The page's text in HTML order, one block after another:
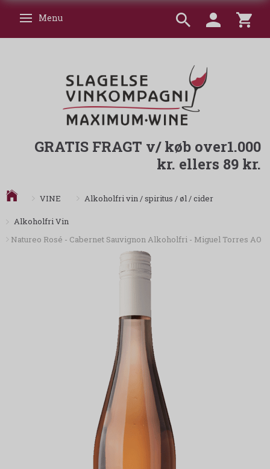
Skifte navigation
Menu
GRATIS FRAGT v/ køb over1.000
kr. ellers 89 kr.
VINE Alkoholfri vin / spiritus / øl / cider
Alkoholfri Vin
Natureo Rosé - Cabernet Sauvignon Alkoholfri - Miguel Torres AO